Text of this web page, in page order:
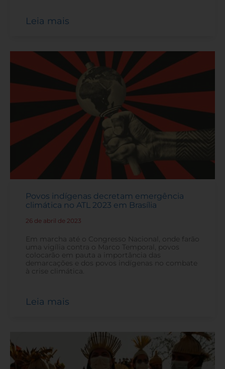
Leia mais
Povos indígenas decretam emergência
climática no ATL 2023 em Brasília
26 de abril de 2023
Em marcha até o Congresso Nacional, onde farão
uma vigília contra o Marco Temporal, povos
colocarão em pauta a importância das
demarcações e dos povos indígenas no combate
à crise climática.
Leia mais